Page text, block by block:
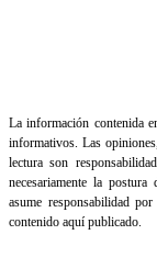
La información contenida
informativos. Las
lectura son
necesariamente la
asume responsabilidad
contenido aquí publicado.